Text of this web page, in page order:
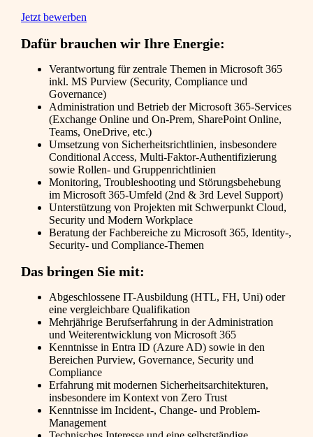
Jetzt bewerben
Dafür brauchen wir Ihre Energie:
Verantwortung für zentrale Themen in Microsoft 365
inkl. MS Purview (Security, Compliance und
Governance)
Administration und Betrieb der Microsoft 365-Services
(Exchange Online und On-Prem, SharePoint Online,
Teams, OneDrive, etc.)
Umsetzung von Sicherheitsrichtlinien, insbesondere
Conditional Access, Multi-Faktor-Authentifizierung
sowie Rollen- und Gruppenrichtlinien
Monitoring, Troubleshooting und Störungsbehebung
im Microsoft 365-Umfeld (2nd & 3rd Level Support)
Unterstützung von Projekten mit Schwerpunkt Cloud,
Security und Modern Workplace
Beratung der Fachbereiche zu Microsoft 365, Identity-,
Security- und Compliance-Themen
Das bringen Sie mit:
Abgeschlossene IT-Ausbildung (HTL, FH, Uni) oder
eine vergleichbare Qualifikation
Mehrjährige Berufserfahrung in der Administration
und Weiterentwicklung von Microsoft 365
Kenntnisse in Entra ID (Azure AD) sowie in den
Bereichen Purview, Governance, Security und
Compliance
Erfahrung mit modernen Sicherheitsarchitekturen,
insbesondere im Kontext von Zero Trust
Kenntnisse im Incident-, Change- und Problem-
Management